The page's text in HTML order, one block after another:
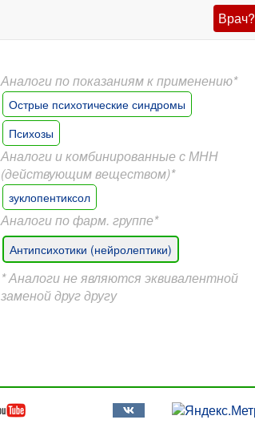
Врач?
Аналоги по показаниям к применению*
Острые психотические синдромы
Психозы
Аналоги и комбинированные с МНН
(действующим веществом)*
зуклопентиксол
Аналоги по фарм. группе*
Антипсихотики (нейролептики)
* Аналоги не являются эквивалентной
заменой друг другу